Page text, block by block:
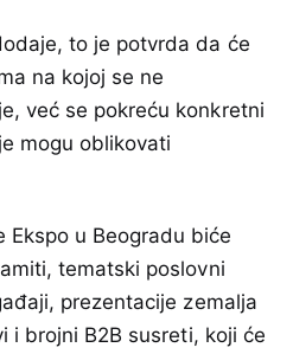
to je potvrda da će
na kojoj se ne
već se pokreću konkretni
mogu oblikovati
u Beogradu biće
tematski poslovni
prezentacije zemalja
i brojni B2B susreti, koji će